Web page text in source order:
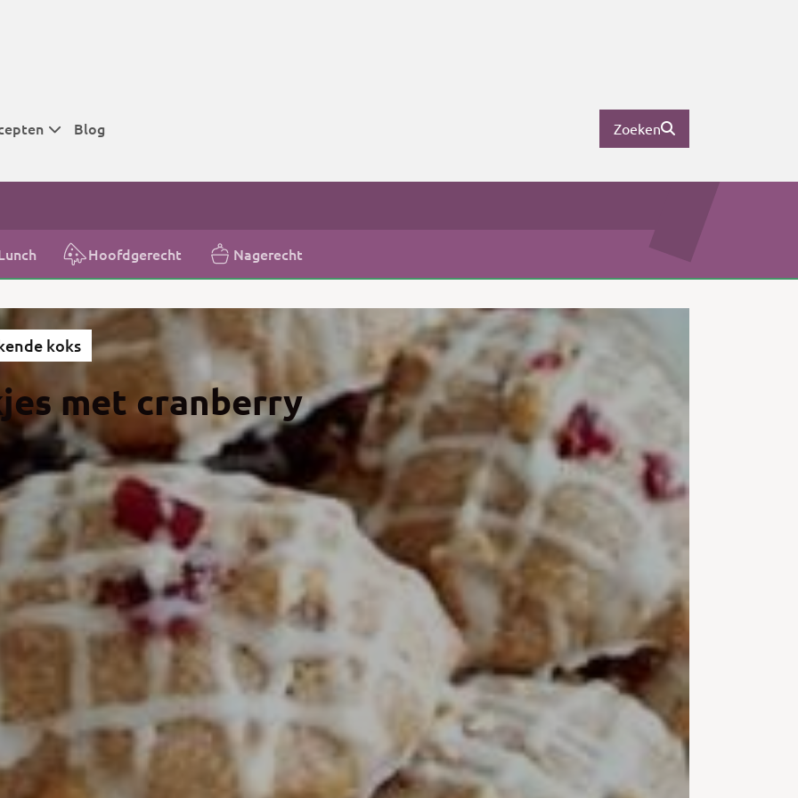
tijden
tijden
Blog Zoeken
Hoofdgerecht Nagerecht
koks
met cranberry